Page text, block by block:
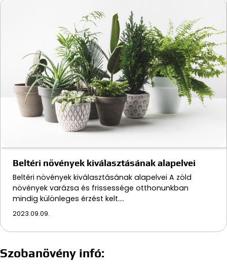
Beltéri növények kiválasztásának alapelvei
Beltéri növények kiválasztásának alapelvei A zöld
növények varázsa és frissessége otthonunkban
mindig különleges érzést kelt.…
2023.09.09.
Szobanövény infó: